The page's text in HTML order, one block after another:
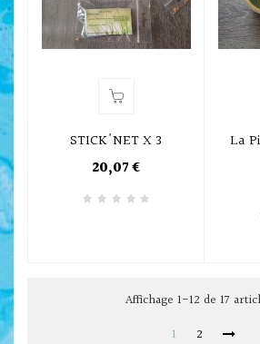
STICK'NET X 3
20,07 €
La
Affichage 1-12 de 17
1
2